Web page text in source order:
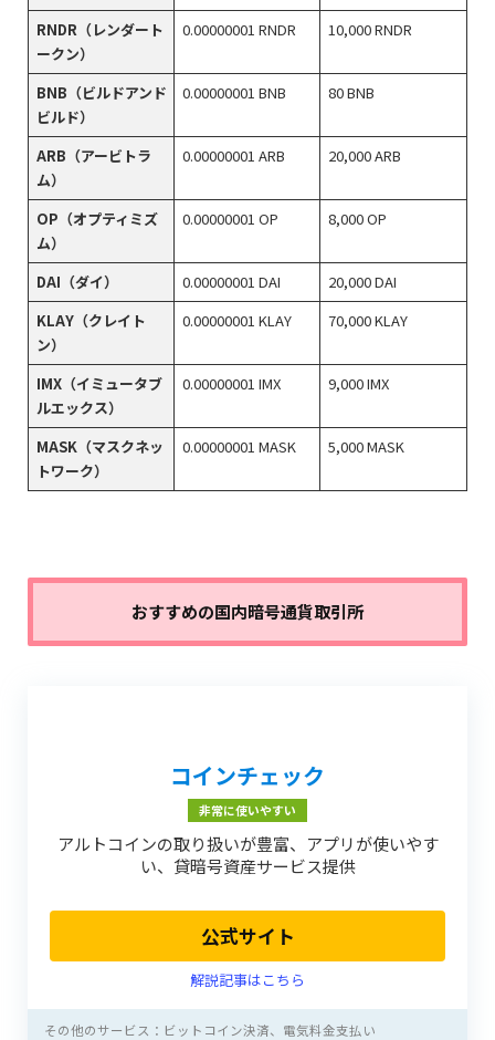
RNDR（レンダート
ークン）
0.00000001 RNDR 10,000 RNDR
BNB（ビルドアンド
ビルド）
0.00000001 BNB 80 BNB
ARB（アービトラ
ム）
0.00000001 ARB 20,000 ARB
OP（オプティミズ
ム）
0.00000001 OP 8,000 OP
DAI（ダイ） 0.00000001 DAI
20,000 DAI
KLAY（クレイト
ン）
0.00000001 KLAY 70,000 KLAY
IMX（イミュータブ
ルエックス）
0.00000001 IMX 9,000 IMX
MASK（マスクネッ
トワーク）
0.00000001 MASK 5,000 MASK
おすすめの国内暗号通貨取引所
コインチェック
非常に使いやすい
アルトコインの取り扱いが豊富、アプリが使いやす
い、貸暗号資産サービス提供
公式サイト
解説記事はこちら
その他のサービス：ビットコイン決済、電気料金支払い